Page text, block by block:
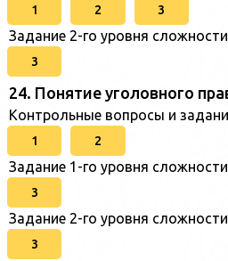
1 2 3
Задание 2-го уровня сложности
3
24. Понятие уголовного
Контрольные вопросы и
1 2
Задание 1-го уровня сложности
3
Задание 2-го уровня сложности
3